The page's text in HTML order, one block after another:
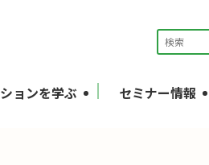
ョンを学ぶ セミナー情報